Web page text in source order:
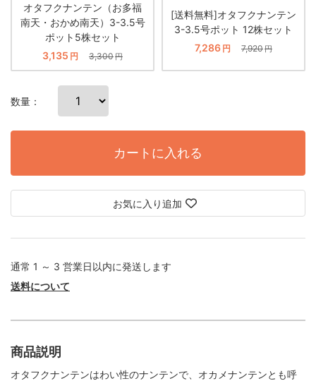
オタフクナンテン（お多福
南天・おかめ南天）3-3.5号
ポット5株セット
3,135 円 3,300円
[送料無料]オタフクナンテン
3-3.5号ポット 12株セット
7,286 円 7,920円
数量：
カートに入れる
お気に入り追加
通常 1 ～ 3 営業日以内に発送します
送料について
商品説明
オタフクナンテンはわい性のナンテンで、オカメナンテンとも呼